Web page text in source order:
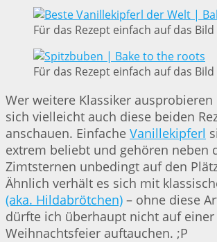
Für das Rezept einfach auf das Bild
Für das Rezept einfach auf das Bild
Wer weitere Klassiker
sich vielleicht auch diese beiden
anschauen. Einfache Vanillekipferl
extrem beliebt und gehören neben
Zimtsternen unbedingt auf den
Ähnlich verhält es sich mit
(aka. Hildabrötchen) – ohne diese
dürfte ich überhaupt nicht auf einer
Weihnachtsfeier auftauchen. ;P